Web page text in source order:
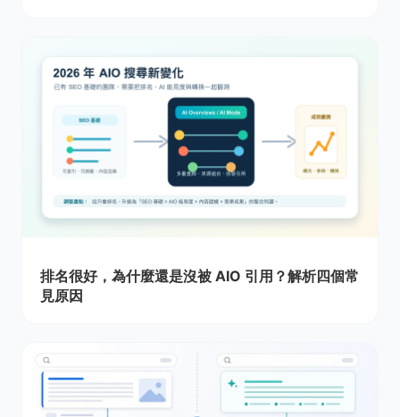
排名很好，為什麼還是沒被 AIO 引用？解析四個常
見原因